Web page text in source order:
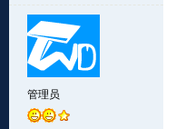
管理员